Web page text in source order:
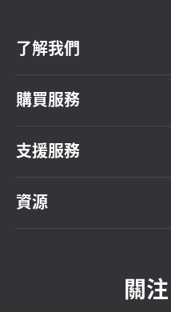
了解我們
購買服務
支援服務
資源
關